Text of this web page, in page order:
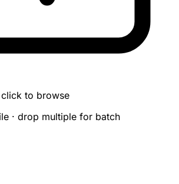
to browse
· drop multiple for batch